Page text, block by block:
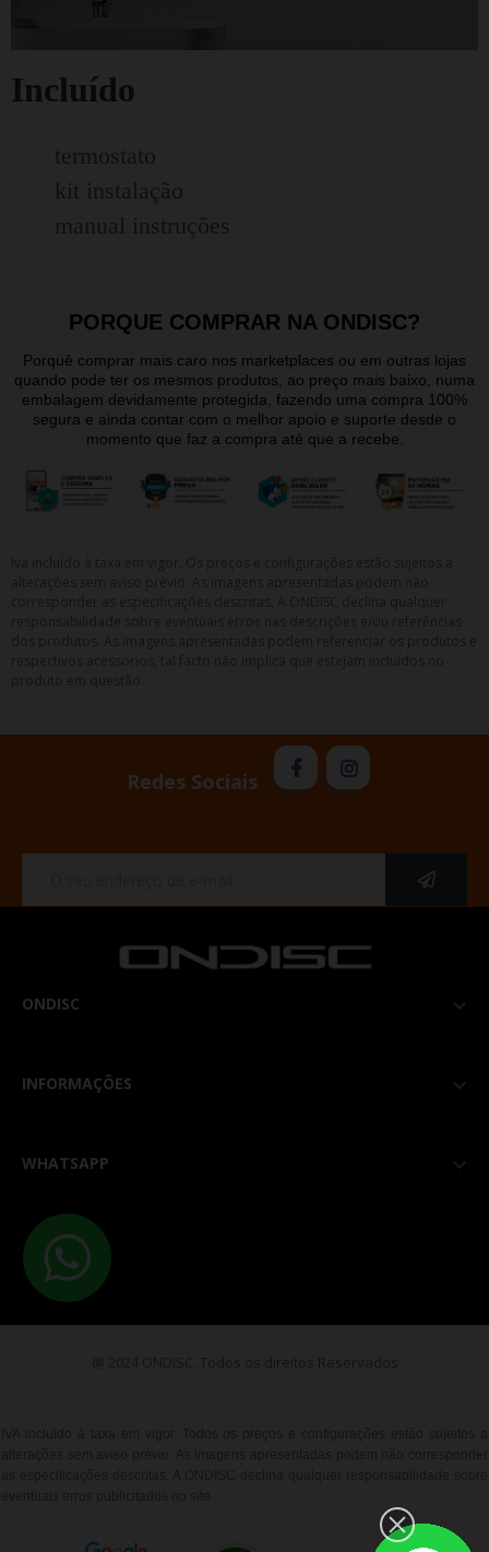
Incluído
termostato
kit instalação
manual instruções
PORQUE COMPRAR NA ONDISC?
Porquê comprar mais caro nos marketplaces ou em outras lojas
quando pode ter os mesmos produtos, ao preço mais baixo, numa
embalagem devidamente protegida, fazendo uma compra 100%
segura e ainda contar com o melhor apoio e suporte desde o
momento que faz a compra até que a recebe.
Redes Sociais
ONDISC 
INFORMAÇÕES 
WHATSAPP 